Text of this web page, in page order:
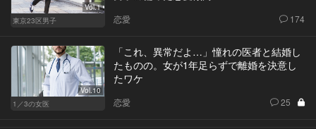
Vol.1
東京23区男子
恋愛 174
Vol.10
1／3の女医
「これ、異常だよ…」憧れの医者と結婚し
たものの。女が1年足らずで離婚を決意し
たワケ
恋愛 25